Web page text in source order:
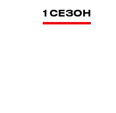
1 СЕЗОН